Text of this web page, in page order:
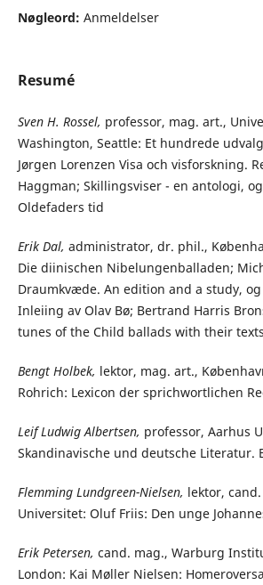
Nøgleord: Anmeldelser
Resumé
Sven H. Rossel, professor, mag. art.,
Washington, Seattle: Et hundrede
Jørgen Lorenzen Visa och visforskning.
Haggman; Skillingsviser - en antologi,
Oldefaders tid
Erik Dal, administrator, dr. phil.,
Die diinischen Nibelungenballaden;
Draumkvæde. An edition and a study,
Inleiing av Olav Bø; Bertrand Harris
tunes of the Child ballads with their
Bengt Holbek, lektor, mag. art.,
Rohrich: Lexicon der sprichwortlichen
Leif Ludwig Albertsen, professor, Aarhus
Skandinavische und deutsche Literatur.
Flemming Lundgreen-Nielsen, lektor,
Universitet: Oluf Friis: Den unge
Erik Petersen, cand. mag., Warburg
London: Kai Møller Nielsen: